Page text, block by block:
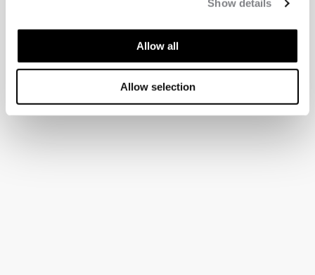
Show details
Allow all
Allow selection